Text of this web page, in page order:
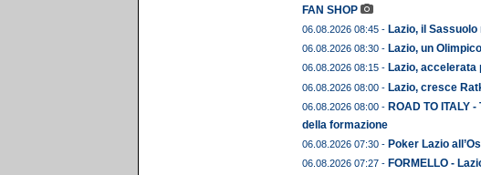
FAN SHOP
06.08.2026 08:45 - Lazio, il
06.08.2026 08:30 - Lazio, un
06.08.2026 08:15 - Lazio,
06.08.2026 08:00 - Lazio, cresce
06.08.2026 08:00 - ROAD TO ITALY
della formazione
06.08.2026 07:30 - Poker Lazio
06.08.2026 07:27 - FORMELLO -